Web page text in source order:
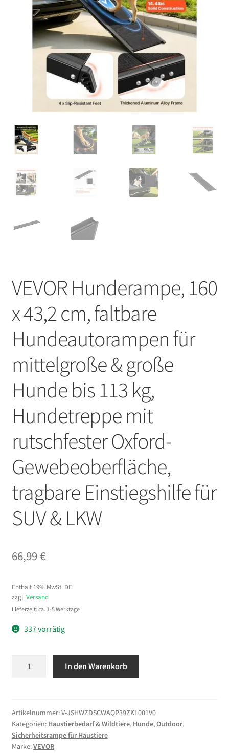
VEVOR Hunderampe, 160
x 43,2 cm, faltbare
Hundeautorampen für
mittelgroße & große
Hunde bis 113 kg,
Hundetreppe mit
rutschfester Oxford-
Gewebeoberfläche,
tragbare Einstiegshilfe für
SUV & LKW
66,99€
Enthält 19% MwSt. DE
zzgl. Versand
Lieferzeit: ca. 1-5 Werktage
337 vorrätig
43,2
cm,
faltbare
Hundeautorampen
In den Warenkorb
Artikelnummer:V-JSHWZDSCWAQP39ZKL001V0
Kategorien: Haustierbedarf & Wildtiere, Hunde,Outdoor,
Sicherheitsrampe für Haustiere
Marke:VEVOR